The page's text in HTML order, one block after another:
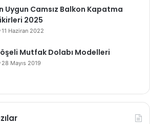
Uygun Camsız Balkon Kapatma
2025
11 Haziran 2022
Mutfak Dolabı Modelleri
28 Mayıs 2019